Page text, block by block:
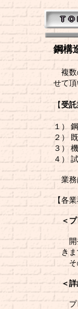
鋼構
複数
せて
【受
１）
２）
３）
４）
業務
【各
＜
開発
きま
その
＜
プレ